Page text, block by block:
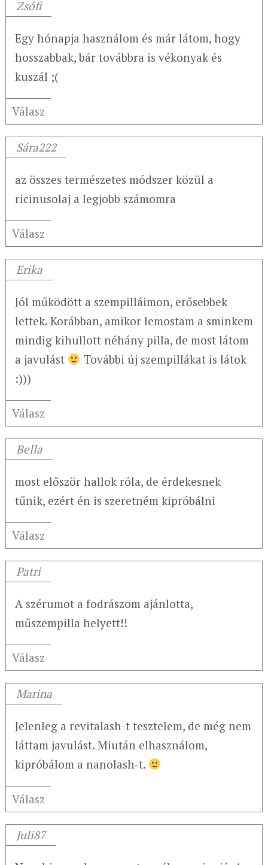
Zsófi
Egy hónapja használom és már látom, hogy
hosszabbak, bár továbbra is vékonyak és
kuszál ;(
Válasz
Sára222
az összes természetes módszer közül a
ricinusolaj a legjobb számomra
Válasz
Erika
Jól működött a szempilláimon, erősebbek
lettek. Korábban, amikor lemostam a sminkem
mindig kihullott néhány pilla, de most látom
a javulást
További új szempillákat is látok
:)))
Válasz
Bella
most először hallok róla, de érdekesnek
tűnik, ezért én is szeretném kipróbálni
Válasz
Patri
A szérumot a fodrászom ajánlotta,
műszempilla helyett!!
Válasz
Marina
Jelenleg a revitalash-t tesztelem, de még nem
láttam javulást. Miután elhasználom,
kipróbálom a nanolash-t.
Válasz
Juli87